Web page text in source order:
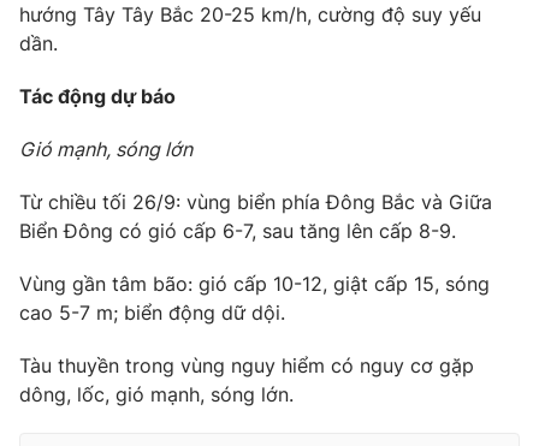
THỜI BÁO VTV
Theo dõi báo trên
Cơ quan chủ quản:Đài Truyền hình Việt Nam
Cơ quan báo chí:Thời báo VTV
Giấy phép hoạt động báo in và báo điện tử số 483/GP-BTTTT
cấp ngày 29/12/2023
Phó Tổng Biên tập: Nguyễn Thị Mỹ Hạnh, Phạm Quốc Thắng,
Nguyễn Trọng Ninh
hướng Tây Tây Bắc 20-25 km/h, cường độ suy yếu
dần.
Tác động dự báo
Gió mạnh, sóng lớn
Từ chiều tối 26/9: vùng biển phía Đông Bắc và Giữa
Biển Đông có gió cấp 6-7, sau tăng lên cấp 8-9.
Vùng gần tâm bão: gió cấp 10-12, giật cấp 15, sóng
cao 5-7 m; biển động dữ dội.
Tàu thuyền trong vùng nguy hiểm có nguy cơ gặp
dông, lốc, gió mạnh, sóng lớn.